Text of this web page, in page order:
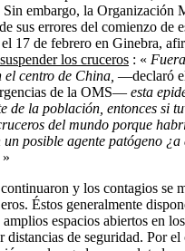
embargo, la Organización
sus errores del comienzo de
17 de febrero en Ginebra,
los cruceros : «
centro de China, —declaró
de la OMS— esta
de la población, entonces si
del mundo porque
posible agente patógeno ¿a
»
y los contagios se
Éstos generalmente
espacios abiertos en
distancias de seguridad. Por